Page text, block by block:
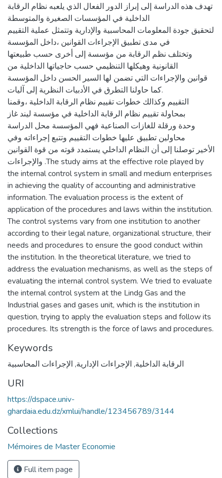
تهدف هذه الدراسة إلى إبراز الدور الفعال الذي يلعبه نظام الرقابة
الداخلية في المؤسسات الصغيرة والمتوسطة
لتحقيق جودة المعلومات المحاسبية والإدارية وتتمثل عملية التقييم
في مدى تطبيق الإجراءات القوانين ،داخل المؤسسة
وتختلف نظم الرقابة من مؤسسة إلى أخرى حسب طبيعتها
القانونية وهيكلها التنظيمي حسب حاجياتها الداخلية من
قوانين والإجراءات التي تضمن لها السير الحسن داخل المؤسسة
.كما حاولنا التطرق في الأدبيات النظرية إلى آليات
التقييم وكذالك خطوات تقييم نظام الرقابة الداخلية ،وقمنا
بمحاولة تقييم نظام الرقابة الداخلية في مؤسسة ليند غاز
وحدة ورقلة للغازات الصناعية فهي المؤسسة محل الدراسة
محاولين تطبيق عليها خطوات التقييم وتتبع إجراءاته وفي
الأخير توصلنا إلى أن النظام الداخلي يستمدد قوته من قوة القوانين
والإجراءات .The study aims at the effective role played by
the internal control system in small and medium enterprises
in achieving the quality of accounting and administrative
information. The evaluation process is the extent of
application of the procedures and laws within the institution.
The control systems vary from one institution to another
according to their legal nature, organizational structure, their
needs and procedures to ensure the good conduct within
the institution. In the theoretical literature, we tried to
address the evaluation mechanisms, as well as the steps of
evaluating the internal control system. We tried to evaluate
the internal control system at the Lindg Gas and the
Industrial gases and gases unit, which is the institution in
question, trying to apply the evaluation steps and follow its
procedures. Its strength is the force of laws and procedures.
Keywords
الرقابة الداخلية, الإجراءات الإدارية, الإجراءات المحاسبية
URI
https://dspace.univ-
ghardaia.edu.dz/xmlui/handle/123456789/3144
Collections
Mémoires de Master Economie
Full item page